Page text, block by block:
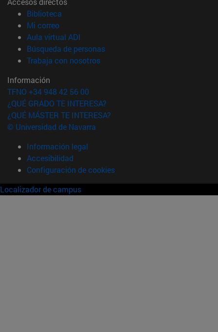
Biblioteca
Mi correo(abre en nueva ventana)
Aula virtual ADI
Búsqueda de personas(abre en nueva ventana)
Trabaja con nosotros(abre en nueva ventana)
Información
TFNO +34 948 42 56 00
¿QUÉ GRADO TE INTERESA?
¿QUÉ MÁSTER TE INTERESA?
© Universidad de Navarra
Información legal
Accesibilidad
Configuración de cookies
Localizador de campus